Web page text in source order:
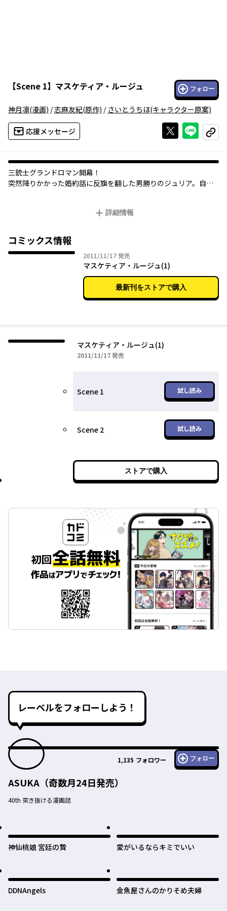
【Scene 1】 マスケティア・ルージュ フォロー
神月凛(漫画) /志麻友紀(原作) / さいとうちほ(キャラクター原案)
応援メッセージ Xで投稿する
ライン
コピー
三銃士グランドロマン開幕！
突然降りかかった婚約話に反旗を翻した男勝りのジュリア。自分
詳細情報
コミックス情報
2011/11/172011年11月17日
発売
マスケティア・ルージュ(1)
最新刊をストアで購入
マスケティア・ルージュ(1)
2011/11/172011年11月17日
発売
Scene 1 試し読み
Scene 2 試し読み
ストアで購入
レーベルをフォローしよう！
1,135 フォロワー フォロー
ASUKA（奇数月24日発売）
40th 突き抜ける漫画誌
神仙桃娘 宮廷の贄 愛がいるならキミでいい
DDNAngels 金魚屋さんのかりそめ夫婦